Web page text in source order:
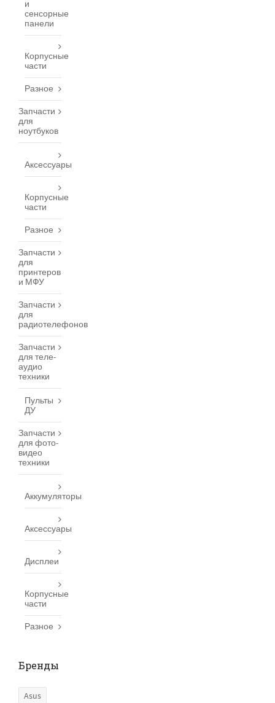
и
сенсорные
панели
Корпусные
части
Разное
Запчасти
для
ноутбуков
Аксессуары
Корпусные
части
Разное
Запчасти
для
принтеров
и МФУ
Запчасти
для
радиотелефонов
Запчасти
для теле-
аудио
техники
Пульты
ДУ
Запчасти
для фото-
видео
техники
Аккумуляторы
Аксессуары
Дисплеи
Корпусные
части
Разное
Бренды
Asus